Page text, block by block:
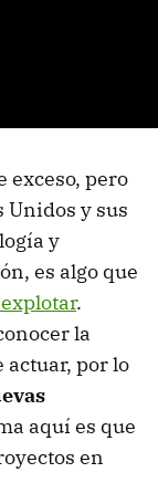
exceso, pero
Unidos y sus
y
es algo que
.
la
actuar, por lo
aquí es que
en